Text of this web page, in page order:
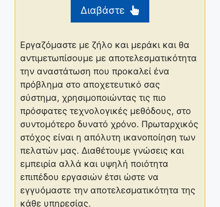
Διαβάστε
Εργαζόμαστε με ζήλο και μεράκι και θα
αντιμετωπίσουμε με αποτελεσματικότητα
την αναστάτωση που προκαλεί ένα
πρόβλημα στο αποχετευτικό σας
σύστημα, χρησιμοποιώντας τις πιο
πρόσφατες τεχνολογικές μεθόδους, στο
συντομότερο δυνατό χρόνο. Πρωταρχικός
στόχος είναι η απόλυτη ικανοποίηση των
πελατών μας. Διαθέτουμε γνώσεις και
εμπειρία αλλά και υψηλή ποιότητα
επιπέδου εργασιών έτσι ώστε να
εγγυόμαστε την αποτελεσματικότητα της
κάθε υπηρεσίας.